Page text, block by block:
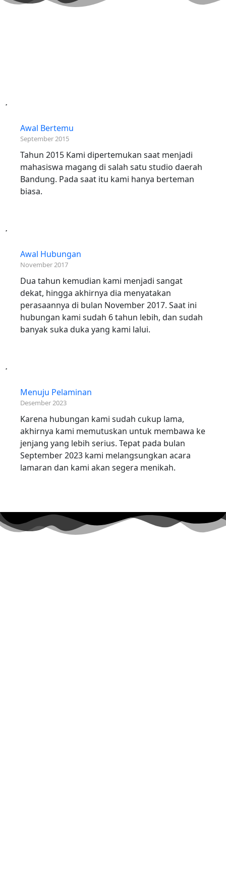
Awal Bertemu
September 2015
Tahun 2015 Kami dipertemukan saat menjadi
mahasiswa magang di salah satu studio daerah
Bandung. Pada saat itu kami hanya berteman
biasa.
Awal Hubungan
November 2017
Dua tahun kemudian kami menjadi sangat
dekat, hingga akhirnya dia menyatakan
perasaannya di bulan November 2017. Saat ini
hubungan kami sudah 6 tahun lebih, dan sudah
banyak suka duka yang kami lalui.
Menuju Pelaminan
Desember 2023
Karena hubungan kami sudah cukup lama,
akhirnya kami memutuskan untuk membawa ke
jenjang yang lebih serius. Tepat pada bulan
September 2023 kami melangsungkan acara
lamaran dan kami akan segera menikah.